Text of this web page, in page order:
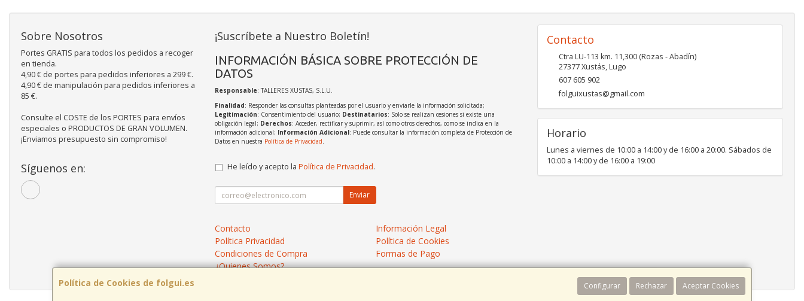
Política de Cookies de folgui.es Configurar Rechazar Aceptar Cookies
Sobre Nosotros
Portes GRATIS para todos los pedidos a recoger
en tienda.
4,90 € de portes para pedidos inferiores a 299 €.
4,90 € de manipulación para pedidos inferiores a
85 €.
Consulte el COSTE de los PORTES para envíos
especiales o PRODUCTOS DE GRAN VOLUMEN.
¡Enviamos presupuesto sin compromiso!
Síguenos en:
¡Suscríbete a Nuestro Boletín!
INFORMACIÓN BÁSICA SOBRE PROTECCIÓN DE
DATOS
Responsable: TALLERES XUSTAS, S.L.U.
Finalidad: Responder las consultas planteadas por el usuario y enviarle la información solicitada;
Legitimación: Consentimiento del usuario; Destinatarios: Solo se realizan cesiones si existe una
obligación legal; Derechos: Acceder, rectificar y suprimir, así como otros derechos, como se indica en la
información adicional; Información Adicional: Puede consultar la información completa de Protección de
Datos en nuestra Política de Privacidad.
He leído y acepto la Política de Privacidad.
Enviar
Contacto
Información Legal
Política Privacidad
Política de Cookies
Condiciones de Compra
Formas de Pago
¿Quienes Somos?
Contacto
Ctra LU-113 km. 11,300 (Rozas - Abadín)
27377Xustás,Lugo
607 605 902
folguixustas@gmail.com
Horario
Lunes a viernes de 10:00 a 14:00 y de 16:00 a 20:00. Sábados de
10:00 a 14:00 y de 16:00 a 19:00